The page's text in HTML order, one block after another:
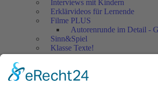
Interviews mit Kindern
Erklärvideos für Lernende
Filme PLUS
Autorenrunde im Detail -
Sinn&Spiel
Klasse Texte!
Filmausschnitte
Jedes Kind wertschätzen!